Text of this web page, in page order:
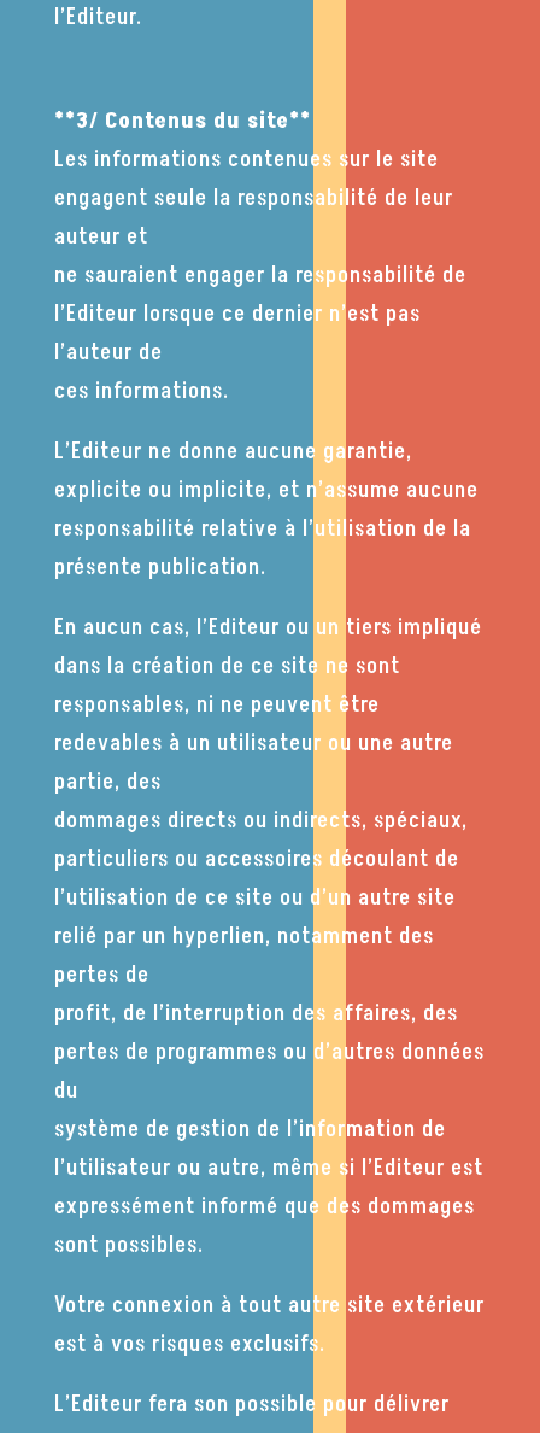
l’Editeur.
**3/ Contenus du site**
Les informations contenues sur le site
engagent seule la responsabilité de leur
auteur et
ne sauraient engager la responsabilité de
l’Editeur lorsque ce dernier n’est pas
l’auteur de
ces informations.
L’Editeur ne donne aucune garantie,
explicite ou implicite, et n’assume aucune
responsabilité relative à l’utilisation de la
présente publication.
En aucun cas, l’Editeur ou un tiers impliqué
dans la création de ce site ne sont
responsables, ni ne peuvent être
redevables à un utilisateur ou une autre
partie, des
dommages directs ou indirects, spéciaux,
particuliers ou accessoires découlant de
l’utilisation de ce site ou d’un autre site
relié par un hyperlien, notamment des
pertes de
profit, de l’interruption des affaires, des
pertes de programmes ou d’autres données
du
système de gestion de l’information de
l’utilisateur ou autre, même si l’Editeur est
expressément informé que des dommages
sont possibles.
Votre connexion à tout autre site extérieur
est à vos risques exclusifs.
L’Editeur fera son possible pour délivrer